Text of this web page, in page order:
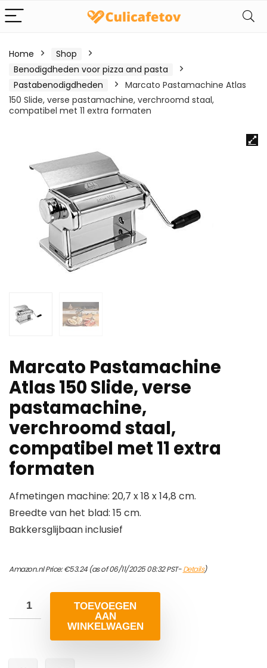
Home
Shop
Benodigdheden voor pizza and pasta
Pastabenodigdheden
Marcato Pastamachine Atlas
150 Slide, verse pastamachine, verchroomd staal,
compatibel met 11 extra formaten
Marcato Pastamachine
Atlas 150 Slide, verse
pastamachine,
verchroomd staal,
compatibel met 11 extra
formaten
Afmetingen machine: 20,7 x 18 x 14,8 cm.
Breedte van het blad: 15 cm.
Bakkersglijbaan inclusief
Amazon.nl Price:€53.24(as of 06/11/2025 08:32 PST-Details)
TOEVOEGEN
AAN
WINKELWAGEN